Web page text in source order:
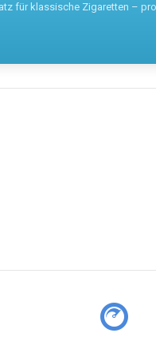
für klassische Zigaretten –